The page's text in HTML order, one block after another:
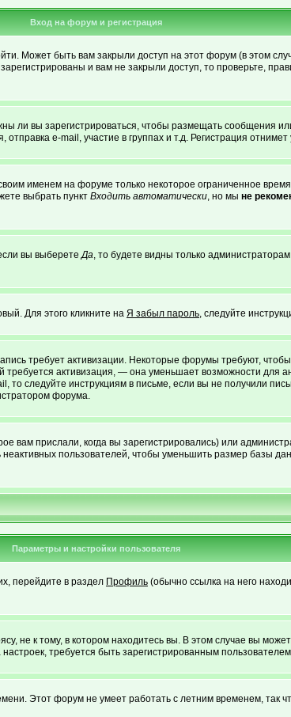
Вход на форум и регистрация
Может быть вам закрыли доступ на этот форум (в этом
и вам не закрыли доступ, то проверьте,
ли вы зарегистрироваться, чтобы размещать сообщения
e-mail, участие в группах и т.д. Регистрация
именем на форуме только некоторое ограниченное
выбрать пункт Входить автоматически, но мы не
вы выберетеДа, то будете видны только
Для этого кликните на Я забыл пароль, следуйте
требует активизации. Некоторые форумы требуют,
требуется активизация, — она уменьшает возможности
следуйте инструкциям в письме, если вы не получили
форума.
прислали, когда вы зарегистрировались) или
пользователей, чтобы уменьшить размер базы
Параметры и настройки пользователя
перейдите в раздел Профиль (обычно ссылка на него
не к тому, в котором находитесь вы. В этом случае вы
требуется быть зарегистрированным
Этот форум не умеет работать с летним временем, так